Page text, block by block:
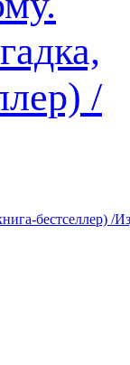
бестселлер) /